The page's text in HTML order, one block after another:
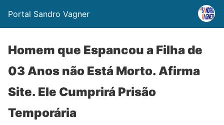
Portal Sandro Vagner
Homem que Espancou a Filha de
03 Anos não Está Morto. Afirma
Site. Ele Cumprirá Prisão
Temporária